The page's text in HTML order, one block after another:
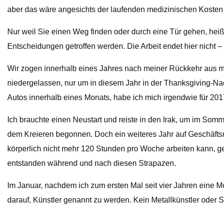
aber das wäre angesichts der laufenden medizinischen
Nur weil Sie einen Weg finden oder durch eine Tür gehen,
Entscheidungen getroffen werden. Die Arbeit endet hier nicht
Wir zogen innerhalb eines Jahres nach meiner Rückkehr aus
niedergelassen, nur um in diesem Jahr in der Thanksgiving-
Autos innerhalb eines Monats, habe ich mich irgendwie für
Ich brauchte einen Neustart und reiste in den Irak, um im
dem Kreieren begonnen. Doch ein weiteres Jahr auf
körperlich nicht mehr 120 Stunden pro Woche arbeiten kann,
entstanden während und nach diesen Strapazen.
Im Januar, nachdem ich zum ersten Mal seit vier Jahren eine
darauf, Künstler genannt zu werden. Kein Metallkünstler oder